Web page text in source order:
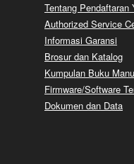
Tentang Pendaftaran
Authorized Service
Informasi Garansi
Brosur dan Katalog
Kumpulan Buku
Firmware/Software
Dokumen dan Data